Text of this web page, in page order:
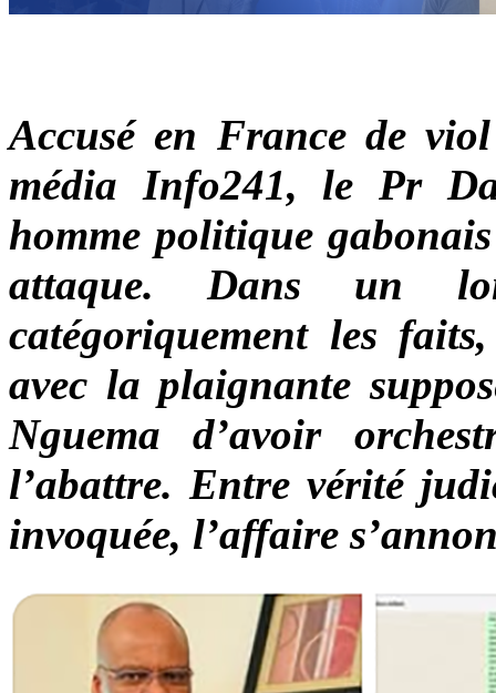
Accusé en France de
média Info241, le Pr
homme politique
attaque. Dans un
catégoriquement les
avec la plaignante
Nguema d’avoir
l’abattre. Entre vérité
invoquée, l’affaire